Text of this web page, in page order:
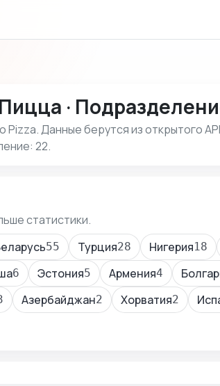
·
Данные берутся из открытого API
22.
статистики.
55 Турция28 Нигерия18
6 Эстония5 Армения4
Азербайджан2 Хорватия2